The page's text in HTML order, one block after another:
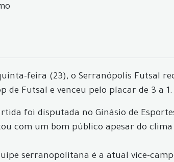
feira (23), o Serranópolis Futsal
de Futsal e venceu pelo placar de 3 a 1.
foi disputada no Ginásio de
com um bom público apesar do
serranopolitana é a atual vice-